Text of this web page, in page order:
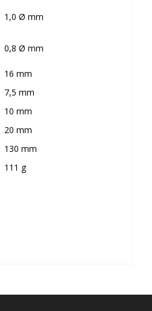
1,0 Ø mm
0,8 Ø mm
16 mm
7,5 mm
10 mm
20 mm
130 mm
111 g